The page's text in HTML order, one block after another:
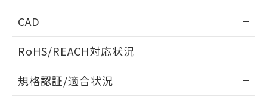
CAD
ドすることができます。
RoHS/REACH対応状況
規格認証/適合状況